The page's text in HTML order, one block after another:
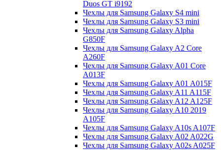
Duos GT i9192
Чехлы для Samsung Galaxy S4 mini
Чехлы для Samsung Galaxy S3 mini
Чехлы для Samsung Galaxy Alpha
G850F
Чехлы для Samsung Galaxy A2 Core
A260F
Чехлы для Samsung Galaxy A01 Core
A013F
Чехлы для Samsung Galaxy A01 A015F
Чехлы для Samsung Galaxy A11 A115F
Чехлы для Samsung Galaxy A12 A125F
Чехлы для Samsung Galaxy A10 2019
A105F
Чехлы для Samsung Galaxy A10s A107F
Чехлы для Samsung Galaxy A02 A022G
Чехлы для Samsung Galaxy A02s A025F